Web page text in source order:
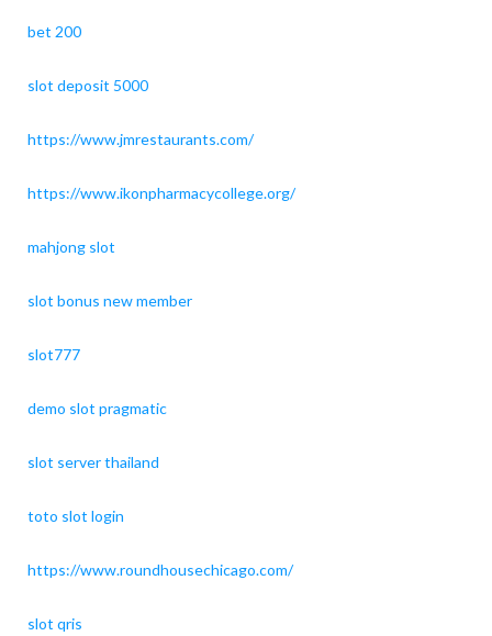
bet 200
slot deposit 5000
https://www.jmrestaurants.com/
https://www.ikonpharmacycollege.org/
mahjong slot
slot bonus new member
slot777
demo slot pragmatic
slot server thailand
toto slot login
https://www.roundhousechicago.com/
slot qris